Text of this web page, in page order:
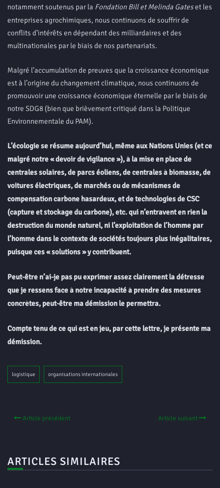
notamment soutenus par la Fondation Bill et Melinda Gateset les
entreprises agrochimiques, nous continuons de souffrir de
conflits d’intérêts en dépendant des milliardaires et des
multinationales par le biais de nos partenariats.
Malgré l’accumulation de preuves que la croissance économique
est à l’origine du changement climatique, nous continuons de
promouvoir une croissance économique éternelle par le biais de
notre SDG8 (bien que brièvement critiqué dans la Politique
Environnementale du PAM).
L’écologie se résume aujourd’hui, même aux Nations Unies (et ce
malgré notre « devoir de vigilance »), à la mise en place de
centrales solaires, de parcs éoliens, de centrales à biomasse, de
voitures électriques, de marchés ou de mécanismes de
compensation carbone hasardeux, et de technologies de CSC
(capture et stockage du carbone), etc. qui n’entravent en rien la
destruction du monde naturel, ni l’exploitation de l’homme par
l’homme dans le contexte de sociétés toujours plus inégalitaires,
puisque ces « solutions » y contribuent.
Peut-être n’ai-je pas pu exprimer assez clairement la détresse
que je ressens face à notre incapacité à prendre des mesures
concrètes, peut-être ma démission le permettra.
Compte tenu de ce qui est en jeu, par cette lettre, je présente ma
démission.
logistique organisations internationales
Article précédent Article suivant
ARTICLES SIMILAIRES